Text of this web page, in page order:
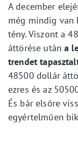
A december
még mindig van
tény. Viszont a
áttörése utána
trendet
48500 dollár
ezres és az
És bár elsőre
egyértelműen